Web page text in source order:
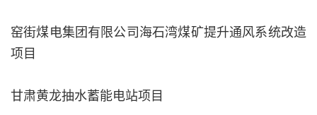
窑街煤电集团有限公司海石湾煤矿提升通风系统改造
项目
甘肃黄龙抽水蓄能电站项目